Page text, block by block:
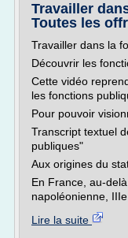
Travailler
Toutes les
Travailler dans la
Découvrir les
Cette vidéo
les fonctions
Pour pouvoir
Transcript textuel
publiques"
Aux origines du
En France, au-
napoléonienne,
Lire la suite